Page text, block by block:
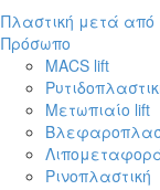
Πλαστική μετά
Πρόσωπο
MACS lift
Μετωπιαίο lift
Ρινοπλαστική